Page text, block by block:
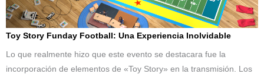
Toy Story Funday Football: Una Experiencia Inolvidable
Lo que realmente hizo que este evento se destacara fue la
incorporación de elementos de «Toy Story» en la transmisión. Los